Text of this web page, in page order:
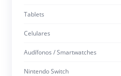
Tablets
Celulares
Audífonos / Smartwatches
Nintendo Switch